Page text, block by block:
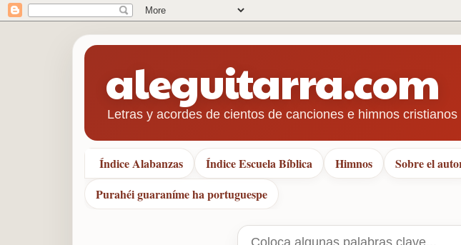
aleguitarra.com
Letras y acordes de cientos de canciones e himnos cristianos
Índice Alabanzas Índice Escuela Bíblica Himnos Sobre el
Purahéi guaraníme ha portuguespe